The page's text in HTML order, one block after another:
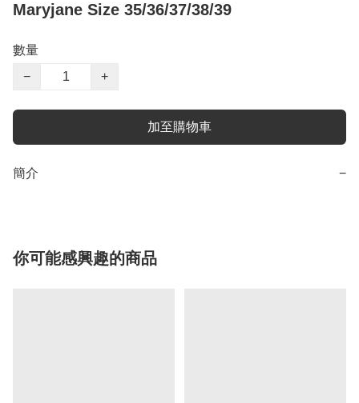
Maryjane Size 35/36/37/38/39
數量
−
+
加至購物車
簡介 −
你可能感興趣的商品